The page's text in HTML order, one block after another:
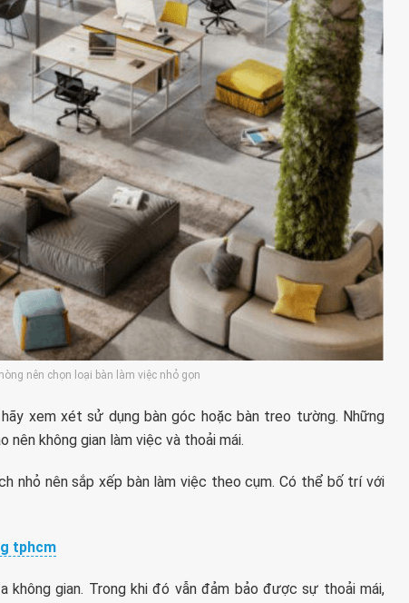
nên chọn loại bàn làm việc nhỏ gọn
xem xét sử dụng bàn góc hoặc bàn treo tường. Những
không gian làm việc và thoải mái.
nhỏ nên sắp xếp bàn làm việc theo cụm. Có thể bố trí với
tphcm
gian. Trong khi đó vẫn đảm bảo được sự thoải mái,